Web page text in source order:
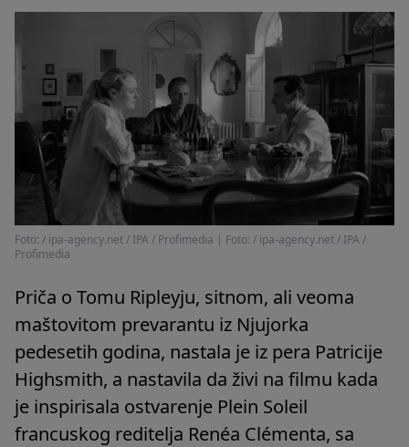
Foto: / ipa-agency.net / IPA / Profimedia | Foto: / ipa-agency.net / IPA /
Profimedia
Priča o Tomu Ripleyju, sitnom, ali veoma
maštovitom prevarantu iz Njujorka
pedesetih godina, nastala je iz pera Patricije
Highsmith, a nastavila da živi na filmu kada
je inspirisala ostvarenje Plein Soleil
francuskog reditelja Renéa Clémenta, sa